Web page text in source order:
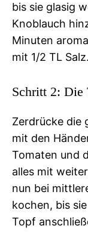
bis sie glasig
Knoblauch
Minuten
mit 1/2 TL Salz.
Schritt 2: Die
Zerdrücke die
mit den
Tomaten und
alles mit
nun bei
kochen, bis
Topf